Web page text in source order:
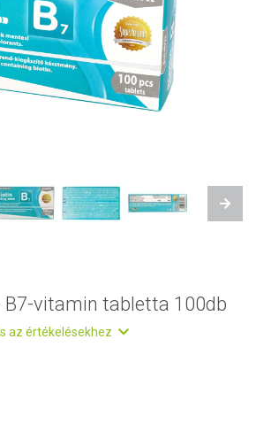
Next
vitamin tabletta 100db
az értékelésekhez